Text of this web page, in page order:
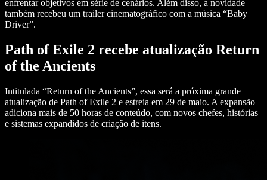
enfrentar objetivos em série de cenários. Além disso, a novidade
também recebeu um trailer cinematográfico com a música “Baby
Driver”.
Path of Exile 2 recebe atualização Return
of the Ancients
Intitulada “Return of the Ancients”, essa será a próxima grande
atualização de Path of Exile 2 e estreia em 29 de maio. A expansão
adiciona mais de 50 horas de conteúdo, com novos chefes, histórias
e sistemas expandidos de criação de itens.